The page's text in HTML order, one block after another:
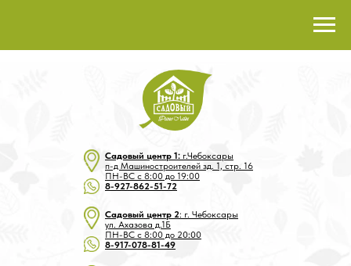
Садовый центр 1: г.Чебоксары
п-д Машиностроителей зд. 1, стр. 16
ПН-ВС с 8:00 до 19:00
8-927-862-51-72
Садовый центр 2: г. Чебоксары
ул. Ахазова д.1Б
ПН-ВС с 8:00 до 20:00
8-917-078-81-49